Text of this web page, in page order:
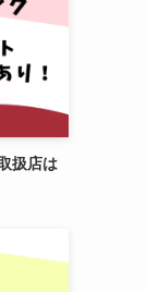
扱店は